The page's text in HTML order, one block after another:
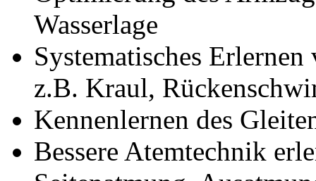
Wasserlage
Systematisches
z.B. Kraul,
Kennenlernen des
Bessere Atemtechnik